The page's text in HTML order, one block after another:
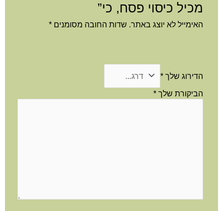
מכיל כיסוי פסח, כי”
האימייל לא יוצג באתר. שדות החובה מסומנים *
הדירוג שלך *
הביקורת שלך *